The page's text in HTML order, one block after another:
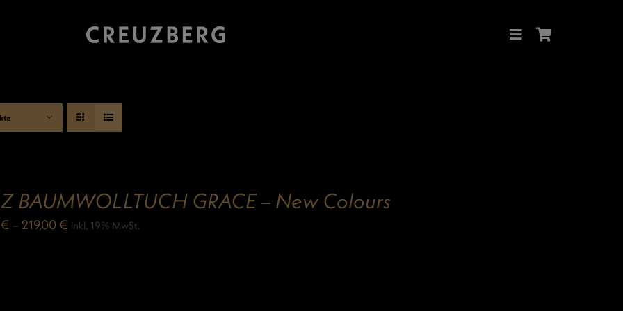
BAUMWOLLTUCH GRACE – New Colours
€ – 219,00€ inkl. 19% MwSt.